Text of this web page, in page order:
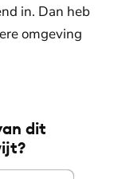
in. Dan heb
omgeving
dit